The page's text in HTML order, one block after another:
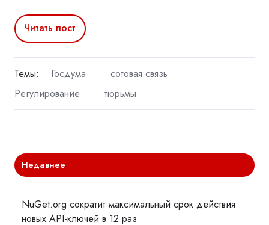
Читать пост
Темы: Госдума
сотовая связь
Регулирование
тюрьмы
Недавнее
NuGet.org сократит максимальный срок действия
новых API-ключей в 12 раз